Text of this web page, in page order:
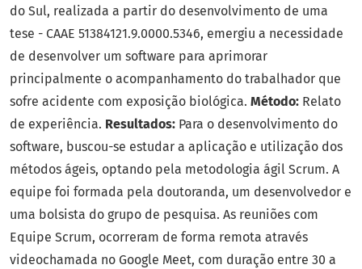
do Sul, realizada a partir do desenvolvimento de uma
tese - CAAE 51384121.9.0000.5346, emergiu a necessidade
de desenvolver um software para aprimorar
principalmente o acompanhamento do trabalhador que
sofre acidente com exposição biológica. Método: Relato
de experiência. Resultados: Para o desenvolvimento do
software, buscou-se estudar a aplicação e utilização dos
métodos ágeis, optando pela metodologia ágil Scrum. A
equipe foi formada pela doutoranda, um desenvolvedor e
uma bolsista do grupo de pesquisa. As reuniões com
Equipe Scrum, ocorreram de forma remota através
videochamada no Google Meet, com duração entre 30 a